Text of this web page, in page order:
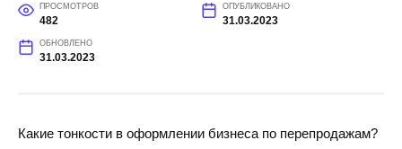
ПРОСМОТРОВ
482
ОПУБЛИКОВАНО
31.03.2023
ОБНОВЛЕНО
31.03.2023
Какие тонкости в оформлении бизнеса по перепродажам?